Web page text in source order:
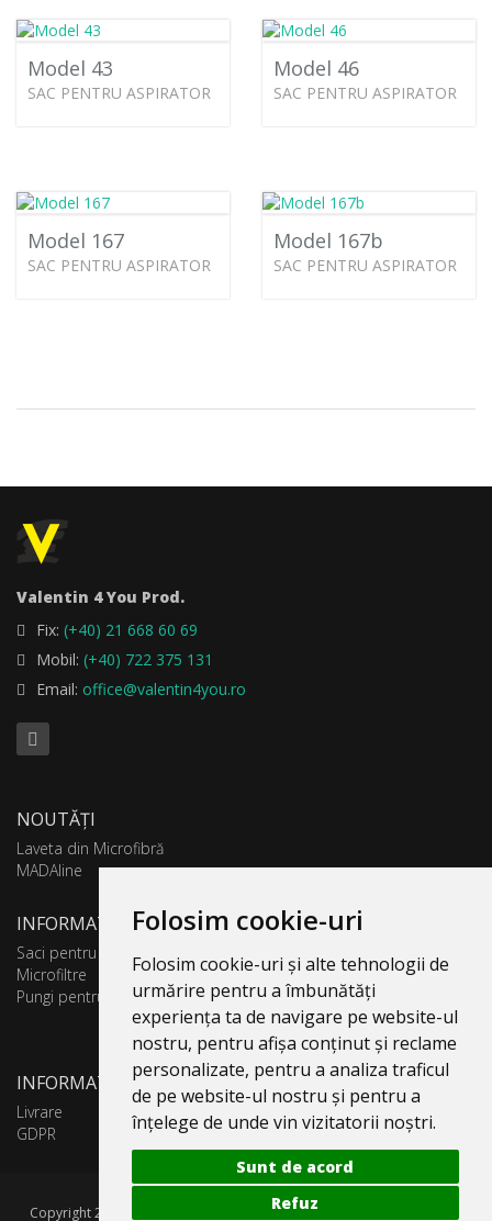
Folosim cookie-uri
Folosim cookie-uri și alte tehnologii de
urmărire pentru a îmbunătăți
experiența ta de navigare pe website-ul
nostru, pentru afișa conținut și reclame
personalizate, pentru a analiza traficul
de pe website-ul nostru și pentru a
înțelege de unde vin vizitatorii noștri.
Sunt de acord
Refuz
Model 43
SAC PENTRU ASPIRATOR
Model 46
SAC PENTRU ASPIRATOR
Model 167
SAC PENTRU ASPIRATOR
Model 167b
SAC PENTRU ASPIRATOR
Valentin 4 You Prod.
Fix: (+40) 21 668 60 69
Mobil: (+40) 722 375 131
Email: office@valentin4you.ro
NOUTĂȚI
Laveta din Microfibră
MADAline
INFORMATII PRODUSE
Saci pentru aspirator
Microfiltre
Pungi pentru colectare praf
INFORMATII UTILE
Livrare
GDPR
Copyright 2005-2026 Valentin 4 You Prod, CUI: RO1579181, Reg. Com.